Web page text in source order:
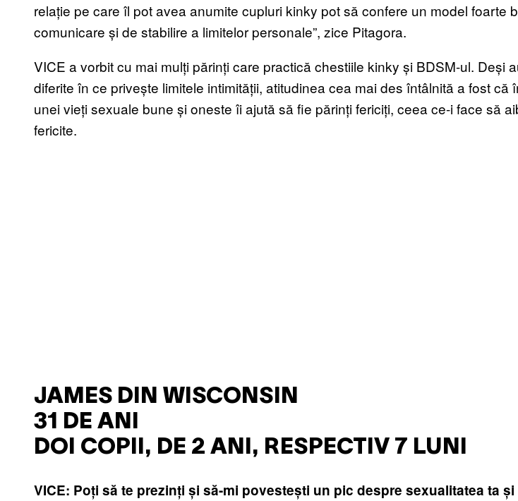
relație pe care îl pot avea anumite cupluri kinky pot să confere un model foarte
comunicare și de stabilire a limitelor personale”, zice Pitagora.
VICE a vorbit cu mai mulți părinți care practică chestiile kinky și BDSM-ul. Deși
diferite în ce privește limitele intimității, atitudinea cea mai des întâlnită a fost că
unei vieți sexuale bune și oneste îi ajută să fie părinți fericiți, ceea ce-i face să
fericite.
JAMES DIN WISCONSIN
31 DE ANI
DOI COPII, DE 2 ANI, RESPECTIV 7 LUNI
VICE: Poți să te prezinți și să-mi povestești un pic despre sexualitatea ta